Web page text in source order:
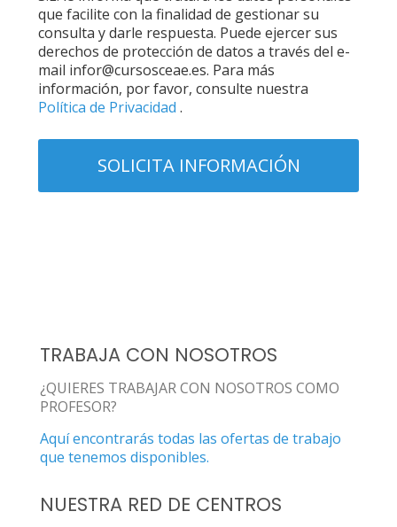
que facilite con la finalidad de gestionar su
consulta y darle respuesta. Puede ejercer sus
derechos de protección de datos a través del e-
mail infor@cursosceae.es. Para más
información, por favor, consulte nuestra
Política de Privacidad .
TRABAJA CON NOSOTROS
¿QUIERES TRABAJAR CON NOSOTROS COMO
PROFESOR?
Aquí encontrarás todas las ofertas de trabajo
que tenemos disponibles.
NUESTRA RED DE CENTROS